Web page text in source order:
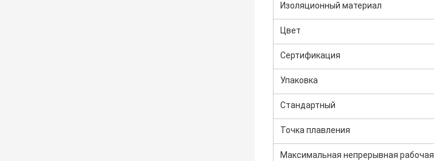
Изоляционный материал
Цвет
Сертификация
Упаковка
Стандартный
Точка плавления
Максимальная непрерывная рабочая